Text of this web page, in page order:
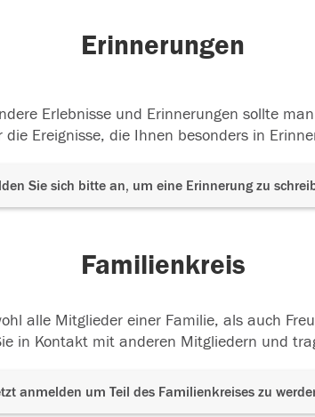
Erinnerungen
Erlebnisse und Erinnerungen sollte
die Ereignisse, die Ihnen besonders in
Sie sich bitte an, um eine Erinnerung zu
Familienkreis
alle Mitglieder einer Familie, als auch
in Kontakt mit anderen Mitgliedern und
anmelden um Teil des Familienkreises zu